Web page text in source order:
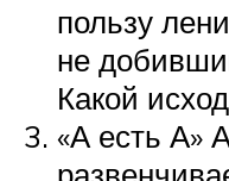
пользу
не
Какой
«А есть А»